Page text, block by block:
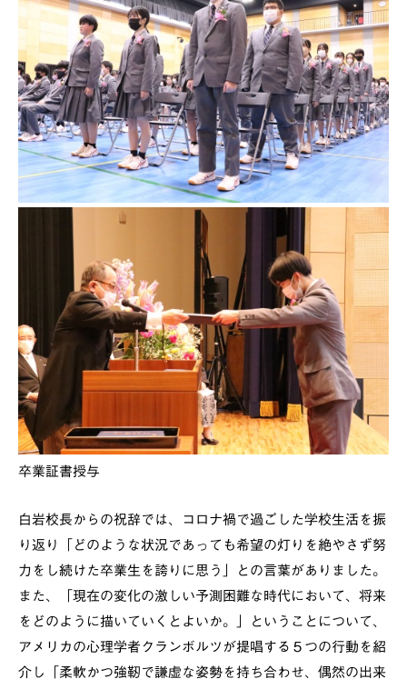
卒業証書授与
白岩校長からの祝辞では、コロナ禍で過ごした学校生活を振
り返り「どのような状況であっても希望の灯りを絶やさず努
力をし続けた卒業生を誇りに思う」との言葉がありました。
また、「現在の変化の激しい予測困難な時代において、将来
をどのように描いていくとよいか。」ということについて、
アメリカの心理学者クランボルツが提唱する５つの行動を紹
介し「柔軟かつ強靭で謙虚な姿勢を持ち合わせ、偶然の出来